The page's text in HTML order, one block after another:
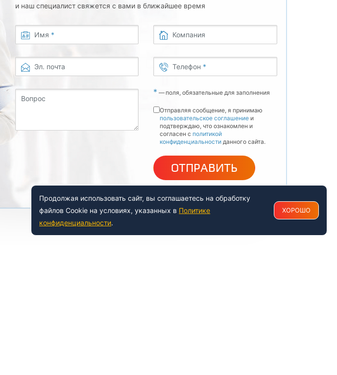
и наш специалист свяжется с вами в ближайшее время
Имя *
Эл. почта
Вопрос
Компания
Телефон *
* — поля, обязательные для заполнения
Отправляя сообщение, я принимаю
пользовательское соглашение и
подтверждаю, что ознакомлен и
согласен с политикой
конфиденциальности данного сайта.
ОТПРАВИТЬ
Продолжая использовать сайт, вы соглашаетесь на обработку
файлов Cookie на условиях, указанных в Политике
конфиденциальности.
ХОРОШО